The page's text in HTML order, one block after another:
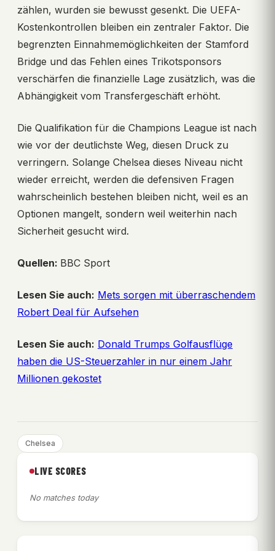
zählen, wurden sie bewusst gesenkt. Die UEFA-
Kostenkontrollen bleiben ein zentraler Faktor. Die
begrenzten Einnahmemöglichkeiten der Stamford
Bridge und das Fehlen eines Trikotsponsors
verschärfen die finanzielle Lage zusätzlich, was die
Abhängigkeit vom Transfergeschäft erhöht.
Die Qualifikation für die Champions League ist nach
wie vor der deutlichste Weg, diesen Druck zu
verringern. Solange Chelsea dieses Niveau nicht
wieder erreicht, werden die defensiven Fragen
wahrscheinlich bestehen bleiben nicht, weil es an
Optionen mangelt, sondern weil weiterhin nach
Sicherheit gesucht wird.
Quellen: BBC Sport
Lesen Sie auch: Mets sorgen mit überraschendem
Robert Deal für Aufsehen
Lesen Sie auch: Donald Trumps Golfausflüge
haben die US-Steuerzahler in nur einem Jahr
Millionen gekostet
Chelsea
LIVE SCORES
No matches today